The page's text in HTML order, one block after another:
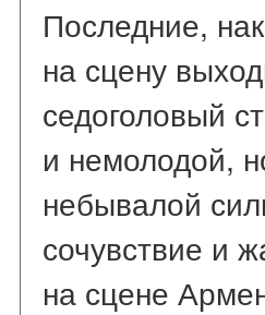
Последние,
на сцену
седоголовый
и немолодой,
небывалой
сочувствие и
на сцене